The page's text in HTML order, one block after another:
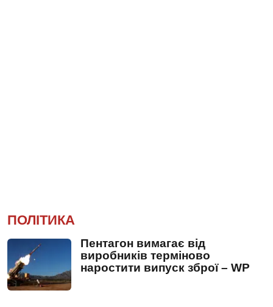
ПОЛІТИКА
Пентагон вимагає від
виробників терміново
наростити випуск зброї – WP